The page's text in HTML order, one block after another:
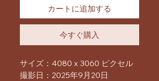
カートに追加する
今すぐ購入
サイズ：4080 x 3060 ピクセル
撮影日：2025年9月20日